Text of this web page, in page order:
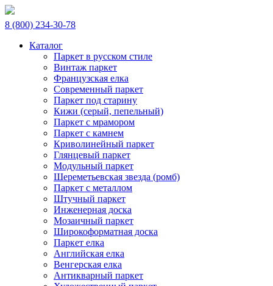
8 (800) 234-30-78
Каталог
Паркет в русском стиле
Винтаж паркет
Французская елка
Современный паркет
Паркет под старину
Кижи (серый, пепельный)
Паркет с мрамором
Паркет с камнем
Криволинейный паркет
Глянцевый паркет
Модульный паркет
Шереметьевская звезда (ромб)
Паркет с металлом
Штучный паркет
Инженерная доска
Мозаичный паркет
Широкоформатная доска
Паркет елка
Английская елка
Венгерская елка
Антикварный паркет